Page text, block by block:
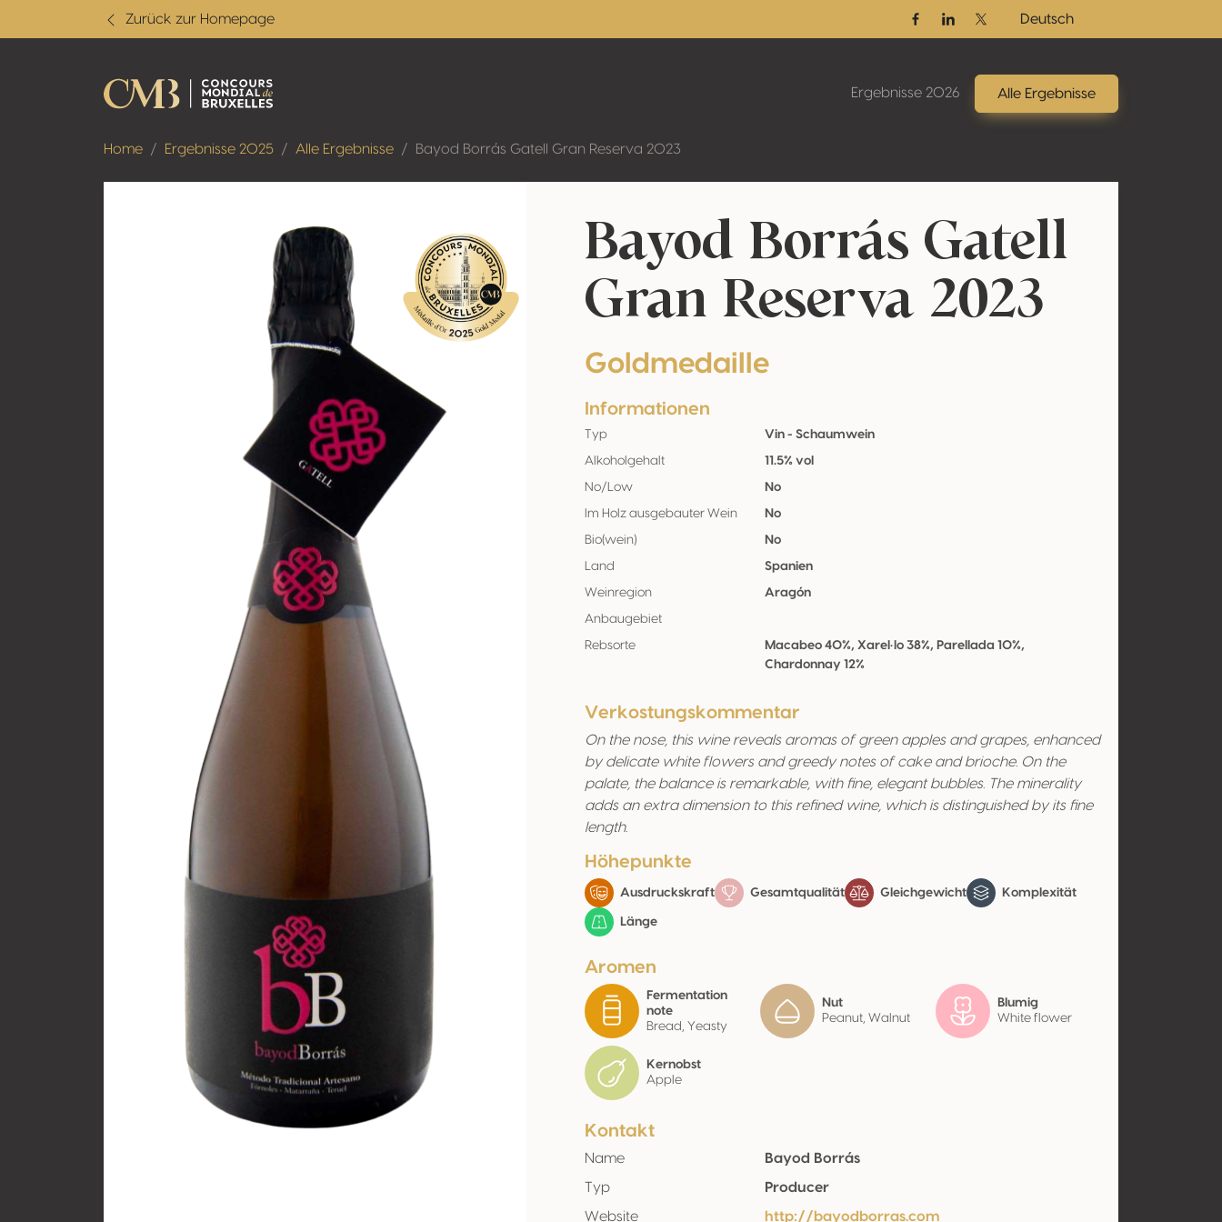
Zurück zur Homepage
FacebookLinkedinTwitter / X
Deutsch
Ergebnisse 2026 Alle Ergebnisse
Home Ergebnisse 2025 Alle Ergebnisse Bayod Borrás Gatell Gran Reserva 2023
Bayod Borrás Gatell
Gran Reserva 2023
Goldmedaille
Informationen
Typ Vin - Schaumwein
Alkoholgehalt 11.5% vol
No/Low No
Im Holz ausgebauter Wein No
Bio(wein) No
Land Spanien
Weinregion Aragón
Anbaugebiet
Rebsorte
Macabeo 40%, Xarel·lo 38%, Parellada 10%,
Chardonnay 12%
Verkostungskommentar
On the nose, this wine reveals aromas of green apples and grapes, enhanced
by delicate white flowers and greedy notes of cake and brioche. On the
palate, the balance is remarkable, with fine, elegant bubbles. The minerality
adds an extra dimension to this refined wine, which is distinguished by its fine
length.
Höhepunkte
Ausdruckskraft Gesamtqualität Gleichgewicht Komplexität
Länge
Aromen
Fermentation
note
Bread, Yeasty
Nut
Peanut, Walnut
Blumig
White flower
Kernobst
Apple
Kontakt
Name
Bayod Borrás
Typ
Producer
Website
http://bayodborras.com